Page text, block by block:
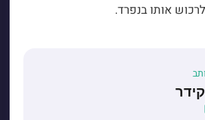
אותו בנפרד.